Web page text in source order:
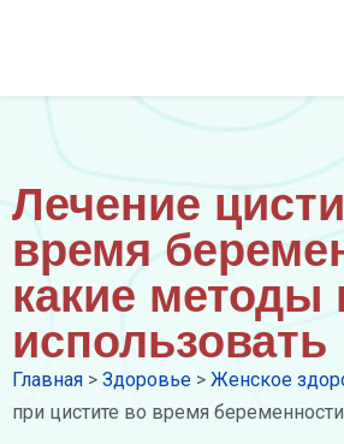
Лечение
время
какие
использовать
Главная > Здоровье > Женское
при цистите во время беременности